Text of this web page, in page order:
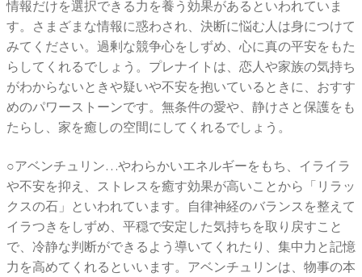
情報だけを選択できる力を養う効果があるといわれていま
す。さまざまな情報に惑わされ、決断に悩む人は身につけて
みてください。過剰な競争心をしずめ、心に真の平安をもた
らしてくれるでしょう。プレナイトは、恋人や家族の気持ち
がわからないときや疑いや不安を抱いているときに、おすす
めのパワーストーンです。無条件の愛や、静けさと保護をも
たらし、家を癒しの空間にしてくれるでしょう。
○アベンチュリン…やわらかいエネルギーをもち、イライラ
や不安を抑え、ストレスを癒す効果が高いことから「リラッ
クスの石」といわれています。自律神経のバランスを整えて
イラつきをしずめ、平穏で安定した気持ちを取り戻すこと
で、冷静な判断ができるよう導いてくれたり、集中力と記憶
力を高めてくれるといいます。アベンチュリンは、物事の本